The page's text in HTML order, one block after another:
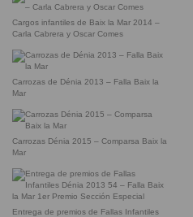
Cargos infantiles de Baix la Mar 2014 –
Carla Cabrera y Oscar Comes
Carrozas de Dénia 2013 – Falla Baix la
Mar
Carrozas Dénia 2015 – Comparsa Baix la
Mar
Entrega de premios de Fallas Infantiles